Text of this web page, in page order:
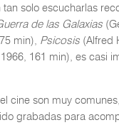
solo escucharlas
de las Galaxias
min), Psicosis (Alfred
161 min), es casi
cine son muy
grabadas para